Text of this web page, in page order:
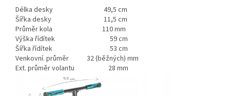
Délka desky 49,5 cm
Šířka desky
11,5 cm
Průměr kola 110 mm
Výška řídítek
59 cm
Šířka řídítek
53 cm
Venkovní. průměr
32 (běžných) mm
Ext. průměr volantu 28 mm